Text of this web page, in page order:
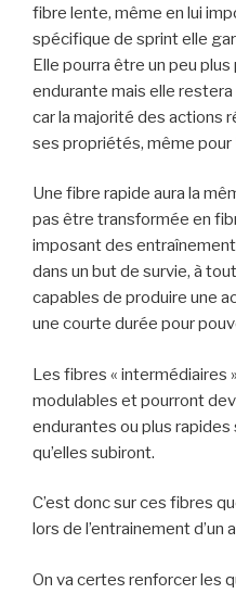
fibre lente, même en lui
spécifique de sprint elle
Elle pourra être un peu
endurante mais elle
car la majorité des actions
ses propriétés, même pour
Une fibre rapide aura la
pas être transformée en
imposant des
dans un but de survie, à
capables de produire une
une courte durée pour
Les fibres « intermédiaires
modulables et pourront
endurantes ou plus rapides
qu’elles subiront.
C’est donc sur ces fibres
lors de l’entrainement d’un
On va certes renforcer les